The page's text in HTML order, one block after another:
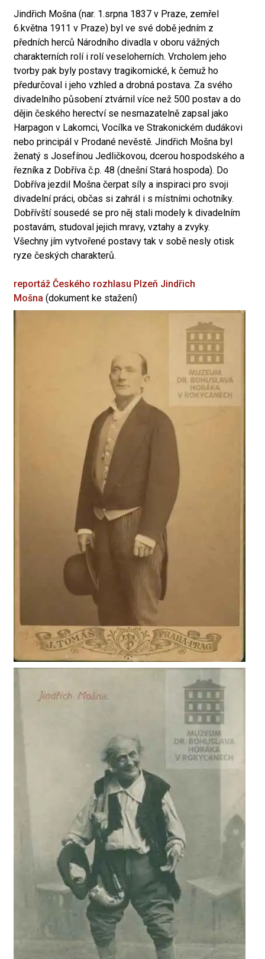
Jindřich Mošna (nar. 1.srpna 1837 v Praze, zemřel
6.května 1911 v Praze) byl ve své době jedním z
předních herců Národního divadla v oboru vážných
charakterních rolí i rolí veseloherních. Vrcholem jeho
tvorby pak byly postavy tragikomické, k čemuž ho
předurčoval i jeho vzhled a drobná postava. Za svého
divadelního působení ztvárnil více než 500 postav a do
dějin českého herectví se nesmazatelně zapsal jako
Harpagon v Lakomci, Vocílka ve Strakonickém dudákovi
nebo principál v Prodané nevěstě. Jindřich Mošna byl
ženatý s Josefínou Jedličkovou, dcerou hospodského a
řezníka z Dobříva č.p. 48 (dnešní Stará hospoda). Do
Dobříva jezdil Mošna čerpat síly a inspiraci pro svoji
divadelní práci, občas si zahrál i s místními ochotníky.
Dobřívští sousedé se pro něj stali modely k divadelním
postavám, studoval jejich mravy, vztahy a zvyky.
Všechny jím vytvořené postavy tak v sobě nesly otisk
ryze českých charakterů.
reportáž Českého rozhlasu Plzeň Jindřich
Mošna (dokument ke stažení)